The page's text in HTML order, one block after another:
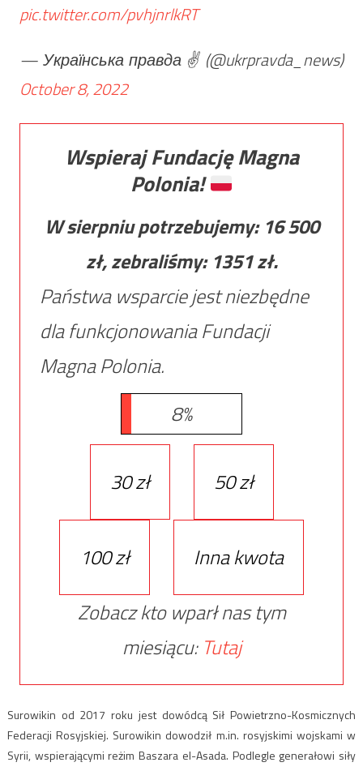
pic.twitter.com/pvhjnrlkRT
— Українська правда ✌️ (@ukrpravda_news)
October 8, 2022
Wspieraj Fundację Magna
Polonia!
W sierpniu potrzebujemy: 16 500
zł, zebraliśmy: 1351zł.
Państwa wsparcie jest niezbędne
dla funkcjonowania Fundacji
Magna Polonia.
8%
30 zł 50 zł
100 zł
Inna kwota
Zobacz kto wparł nas tym
miesiącu: Tutaj
Surowikin od 2017 roku jest dowódcą Sił Powietrzno-Kosmicznych
Federacji Rosyjskiej. Surowikin dowodził m.in. rosyjskimi wojskami w
Syrii, wspierającymi reżim Baszara el-Asada. Podlegle generałowi siły